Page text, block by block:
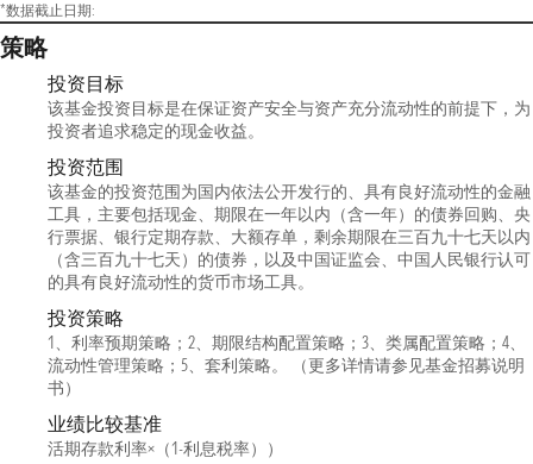
*数据截止日期:
策略
投资目标
该基金投资目标是在保证资产安全与资产充分流动性的前提下，为
投资者追求稳定的现金收益。
投资范围
该基金的投资范围为国内依法公开发行的、具有良好流动性的金融
工具，主要包括现金、期限在一年以内（含一年）的债券回购、央
行票据、银行定期存款、大额存单，剩余期限在三百九十七天以内
（含三百九十七天）的债券，以及中国证监会、中国人民银行认可
的具有良好流动性的货币市场工具。
投资策略
1、利率预期策略；2、期限结构配置策略；3、类属配置策略；4、
流动性管理策略；5、套利策略。 （更多详情请参见基金招募说明
书）
业绩比较基准
活期存款利率×（1-利息税率））